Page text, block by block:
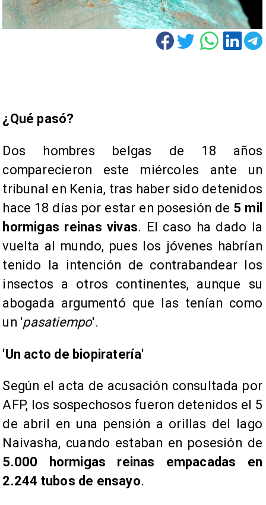
¿Qué pasó?
Dos hombres belgas de 18 años
comparecieron este miércoles ante un
tribunal en Kenia, tras haber sido detenidos
hace 18 días por estar en posesión de 5 mil
hormigas reinas vivas. El caso ha dado la
vuelta al mundo, pues los jóvenes habrían
tenido la intención de contrabandear los
insectos a otros continentes, aunque su
abogada argumentó que las tenían como
un 'pasatiempo'.
'Un acto de biopiratería'
Según el acta de acusación consultada por
AFP, los sospechosos fueron detenidos el 5
de abril en una pensión a orillas del lago
Naivasha, cuando estaban en posesión de
5.000 hormigas reinas empacadas en
2.244 tubos de ensayo.